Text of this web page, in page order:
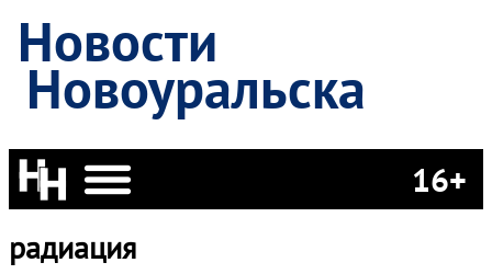
Новости
Новоуральска
16+
радиация